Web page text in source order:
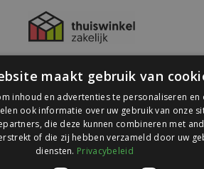
© 2026 Ledlichtdiscounter.nl
maakt gebruik van
inhoud en advertenties te personaliseren en
ook informatie over uw gebruik van onze
die deze kunnen combineren met
of die zij hebben verzameld door uw
diensten. Privacybeleid